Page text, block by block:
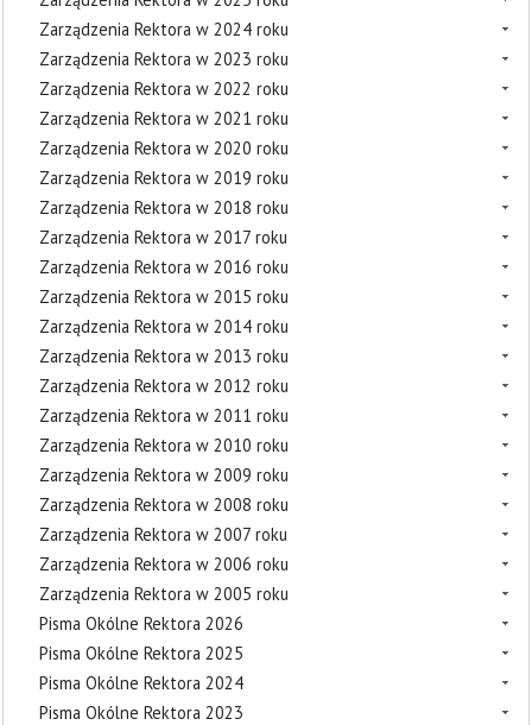
Zarządzenia Rektora w 2024 roku
Zarządzenia Rektora w 2023 roku
Zarządzenia Rektora w 2022 roku
Zarządzenia Rektora w 2021 roku
Zarządzenia Rektora w 2020 roku
Zarządzenia Rektora w 2019 roku
Zarządzenia Rektora w 2018 roku
Zarządzenia Rektora w 2017 roku
Zarządzenia Rektora w 2016 roku
Zarządzenia Rektora w 2015 roku
Zarządzenia Rektora w 2014 roku
Zarządzenia Rektora w 2013 roku
Zarządzenia Rektora w 2012 roku
Zarządzenia Rektora w 2011 roku
Zarządzenia Rektora w 2010 roku
Zarządzenia Rektora w 2009 roku
Zarządzenia Rektora w 2008 roku
Zarządzenia Rektora w 2007 roku
Zarządzenia Rektora w 2006 roku
Zarządzenia Rektora w 2005 roku
Pisma Okólne Rektora 2026
Pisma Okólne Rektora 2025
Pisma Okólne Rektora 2024
Pisma Okólne Rektora 2023